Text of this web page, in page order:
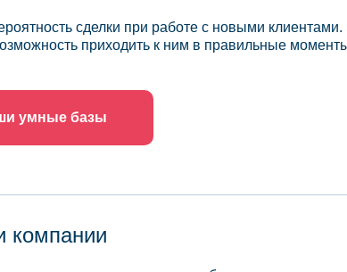
сделки при работе с новыми
приходить к ним в правильные
умные базы
компании